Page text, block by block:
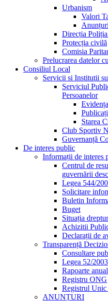
Urbanism
Valori
Direcția
Protecția civilă
Comisia
Prelucrarea datelor
Consiliul Local
Servicii si Institutii
Serviciul
Persoanelor
Starea
Club Sportiv
Guvernanță
De interes public
Informații de interes
Centrul de
guvernării
Legea 544/
Solicitare
Buletin
Buget
Situația
Achizitii
Declarații de
Transparență
Consultare
Legea 52/2003
Rapoarte
Registru ONG
Registrul Unic
ANUNȚURI